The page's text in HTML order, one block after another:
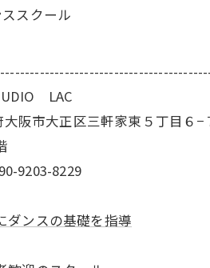
スクール
LAC
大阪市大正区三軒家東５丁目６−
9203-8229
ダンスの基礎を指導